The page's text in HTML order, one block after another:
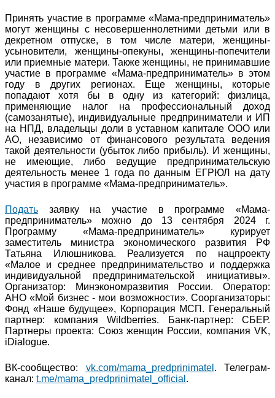
Принять участие в программе «Мама-предприниматель»
могут женщины с несовершеннолетними детьми или в
декретном отпуске, в том числе матери, женщины-
усыновители, женщины-опекуны, женщины-попечители
или приемные матери. Также женщины, не принимавшие
участие в программе «Мама-предприниматель» в этом
году в других регионах. Еще женщины, которые
попадают хотя бы в одну из категорий: физлица,
применяющие налог на профессиональный доход
(самозанятые), индивидуальные предприниматели и ИП
на НПД, владельцы доли в уставном капитале ООО или
АО, независимо от финансового результата ведения
такой деятельности (убыток либо прибыль). И женщины,
не имеющие, либо ведущие предпринимательскую
деятельность менее 1 года по данным ЕГРЮЛ на дату
участия в программе «Мама-предприниматель».
Подать заявку на участие в программе «Мама-
предприниматель» можно до 13 сентября 2024 г.
Программу «Мама-предприниматель» курирует
заместитель министра экономического развития РФ
Татьяна Илюшникова. Реализуется по нацпроекту
«Малое и среднее предпринимательство и поддержка
индивидуальной предпринимательской инициативы».
Организатор: Минэкономразвития России. Оператор:
АНО «Мой бизнес - мои возможности». Соорганизаторы:
Фонд «Наше будущее», Корпорация МСП. Генеральный
партнер: компания Wildberries. Банк-партнер: СБЕР.
Партнеры проекта: Союз женщин России, компания VK,
iDialogue.
ВК-сообщество: vk.com/mama_predprinimatel . Телеграм-
канал: t.me/mama_predprinimatel_official .